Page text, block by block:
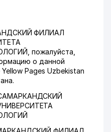
ФИЛИАЛ
пожалуйста,
о данной
Pages Uzbekistan